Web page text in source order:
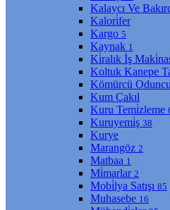
Kalaycı Ve
Kalori̇fer
Kargo 5
Kaynak 1
Ki̇ralık İş
Koltuk Kanepe
Kömürcü Oduncu
Kum Çakıl
Kuru Temi̇zleme
Kuruyemi̇ş 38
Kurye
Marangöz 2
Matbaa 1
Mi̇marlar 2
Mobi̇lya Satışı 85
Muhasebe 16